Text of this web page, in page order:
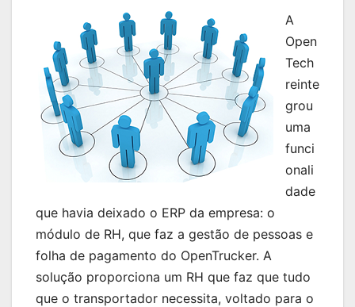
A
Open
Tech
reinte
grou
uma
funci
onali
dade
que havia deixado o ERP da empresa: o
módulo de RH, que faz a gestão de pessoas e
folha de pagamento do OpenTrucker. A
solução proporciona um RH que faz que tudo
que o transportador necessita, voltado para o